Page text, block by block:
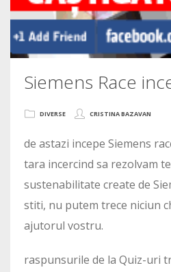
Siemens Race
DIVERSE CRISTINA BAZAVAN
de astazi incepe Siemens
tara incercind sa rezolvam
sustenabilitate create de
stiti, nu putem trece niciun
ajutorul vostru.
raspunsurile de la Quiz-uri